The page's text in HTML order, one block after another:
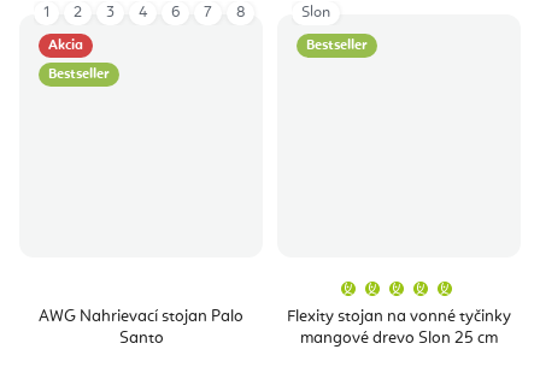
Akcia
Bestseller
AWG Nahrievací stojan Palo
Santo
1 2 3 4 6 7 8
Bestseller
Flexity stojan na vonné tyčinky
mangové drevo Slon 25 cm
produktu
je
5,0
Slon